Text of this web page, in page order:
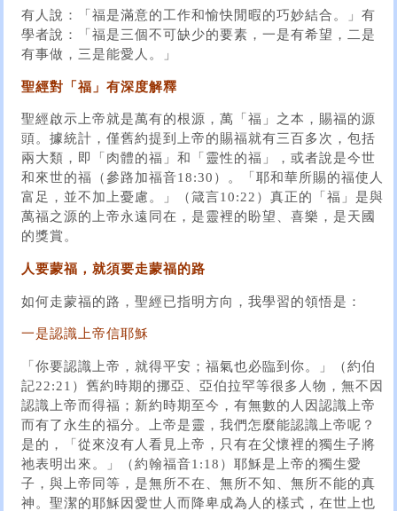
有人說：「福是滿意的工作和愉快閒暇的巧妙結合。」有
學者說：「福是三個不可缺少的要素，一是有希望，二是
有事做，三是能愛人。」
聖經對「福」有深度解釋
聖經啟示上帝就是萬有的根源，萬「福」之本，賜福的源
頭。據統計，僅舊約提到上帝的賜福就有三百多次，包括
兩大類，即「肉體的福」和「靈性的福」，或者說是今世
和來世的福（參路加福音18:30）。「耶和華所賜的福使人
富足，並不加上憂慮。」（箴言10:22）真正的「福」是與
萬福之源的上帝永遠同在，是靈裡的盼望、喜樂，是天國
的獎賞。
人要蒙福，就須要走蒙福的路
如何走蒙福的路，聖經已指明方向，我學習的領悟是：
一是認識上帝信耶穌
「你要認識上帝，就得平安；福氣也必臨到你。」（約伯
記22:21）舊約時期的挪亞、亞伯拉罕等很多人物，無不因
認識上帝而得福；新約時期至今，有無數的人因認識上帝
而有了永生的福分。上帝是靈，我們怎麼能認識上帝呢？
是的，「從來沒有人看見上帝，只有在父懷裡的獨生子將
祂表明出來。」（約翰福音1:18）耶穌是上帝的獨生愛
子，與上帝同等，是無所不在、無所不知、無所不能的真
神。聖潔的耶穌因愛世人而降卑成為人的樣式，在世上也